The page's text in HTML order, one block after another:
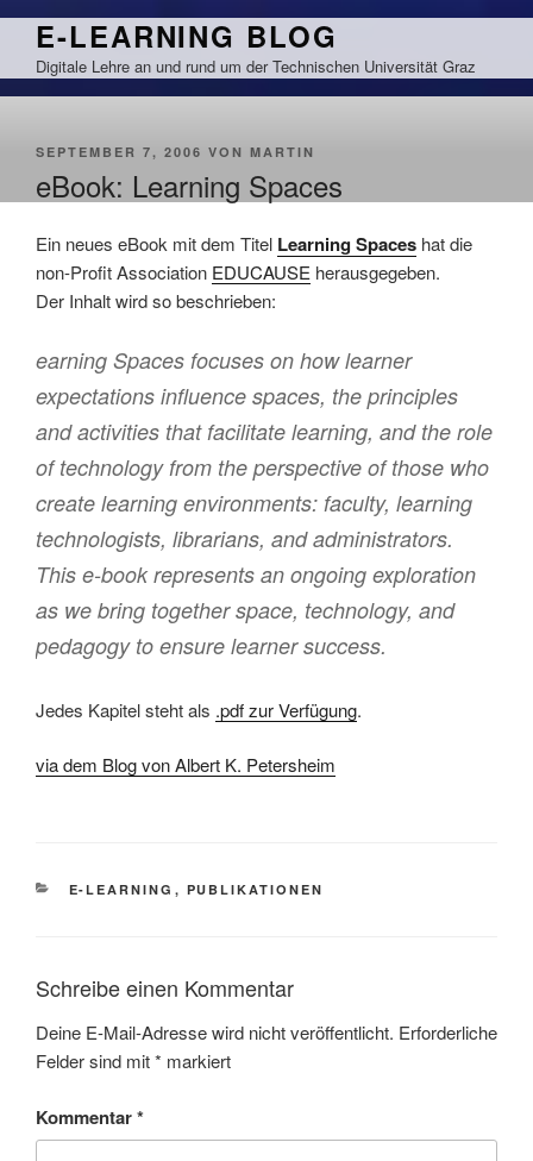
Zum
springen
E-LEARNING BLOG
Digitale Lehre an und rund um der Technischen Universität Graz
VERÖFFENTLICHT
SEPTEMBER 7, 2006 VON MARTIN
eBook: Learning Spaces
Ein neues eBook mit dem Titel Learning Spaces hat die
non-Profit Association EDUCAUSE herausgegeben.
Der Inhalt wird so beschrieben:
earning Spaces focuses on how learner
expectations influence spaces, the principles
and activities that facilitate learning, and the role
of technology from the perspective of those who
create learning environments: faculty, learning
technologists, librarians, and administrators.
This e-book represents an ongoing exploration
as we bring together space, technology, and
pedagogy to ensure learner success.
Jedes Kapitel steht als .pdf zur Verfügung.
via dem Blog von Albert K. Petersheim
KATEGORIEN
E-LEARNING , PUBLIKATIONEN
Schreibe einen Kommentar
Deine E-Mail-Adresse wird nicht veröffentlicht. Erforderliche
Felder sind mit* markiert
Kommentar*